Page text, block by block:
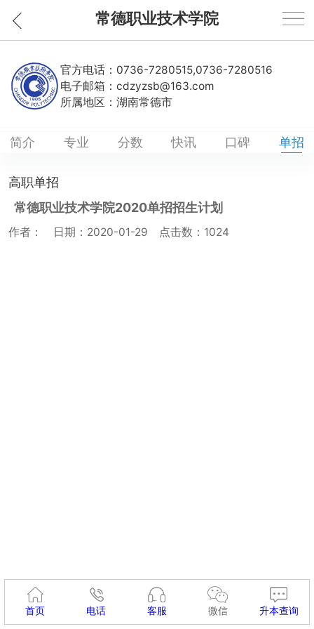
常德职业技术学院
官方电话： 0736-7280515,0736-7280516
电子邮箱： cdzyzsb@163.com
所属地区： 湖南常德市
简介 专业 分数 快讯 口碑 单招
高职单招
常德职业技术学院2020单招招生计划
作者： 日期：2020-01-29 点击数： 1024
首页 电话 客服 微信 升本查询